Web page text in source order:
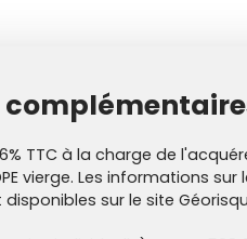
TTC à la charge de
vierge. Les informations sur
sur le site